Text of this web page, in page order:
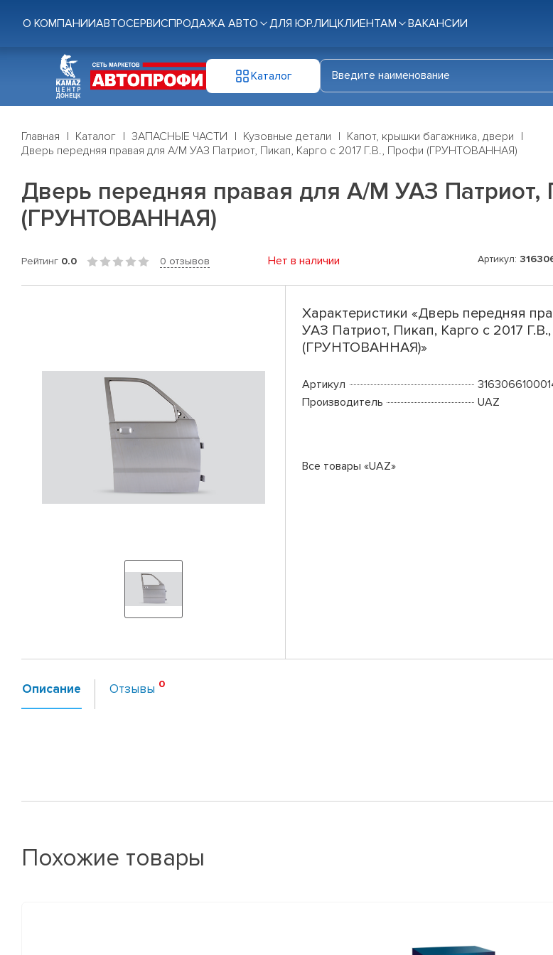
О КОМПАНИИАВТОСЕРВИСПРОДАЖА АВТО ДЛЯ ЮР.ЛИЦКЛИЕНТАМ ВАКАНСИИ
Каталог
Главная Каталог ЗАПАСНЫЕ ЧАСТИ Кузовные детали
Капот, крышки багажника, двери
Дверь передняя правая для А/М УАЗ Патриот, Пикап, Карго с 2017 Г.В., Профи (ГРУНТОВАННАЯ)
Дверь передняя правая для А/М УАЗ Патриот,
(ГРУНТОВАННАЯ)
Рейтинг 0.0 0 отзывов Нет в наличии Артикул:
Характеристики «Дверь передняя
УАЗ Патриот, Пикап, Карго с 2017
(ГРУНТОВАННАЯ)»
Артикул
Производитель
UAZ
Все товары «UAZ»
Описание Отзывы
Похожие товары